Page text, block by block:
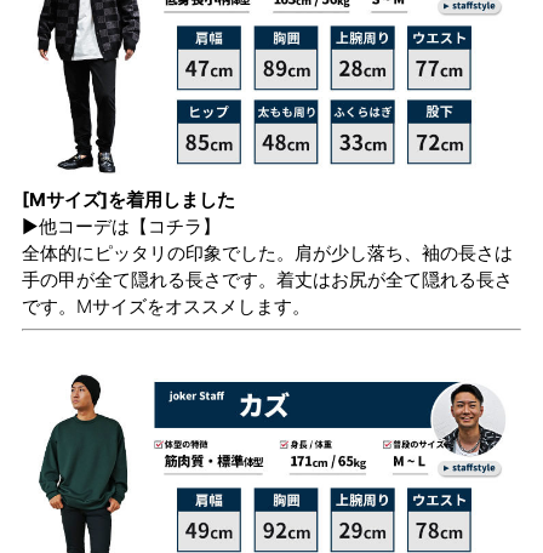
[Mサイズ]を着用しました
▶他コーデは 【コチラ】
全体的にピッタリの印象でした。肩が少し落ち、袖の長さは
手の甲が全て隠れる長さです。着丈はお尻が全て隠れる長さ
です。Mサイズをオススメします。